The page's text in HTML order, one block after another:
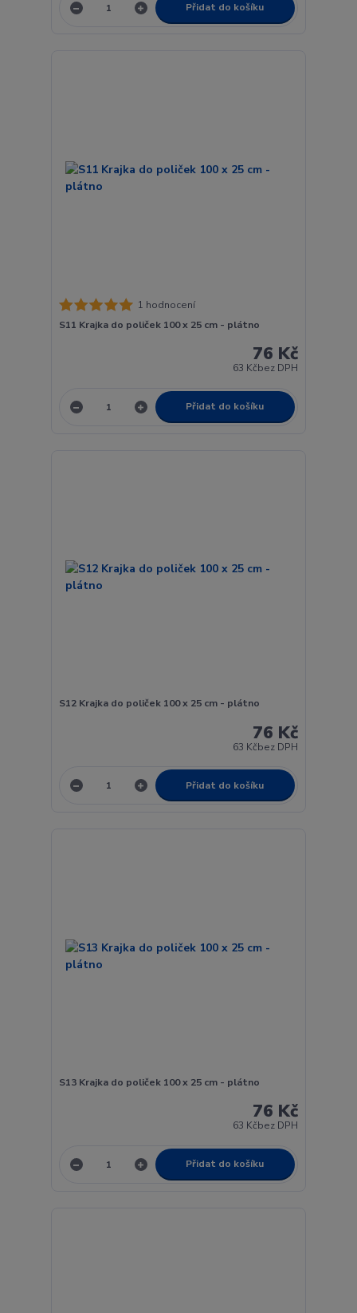
Přidat do košíku
1 hodnocení
S11 Krajka do poliček 100 x 25 cm - plátno
76 Kč
63 Kčbez DPH
Přidat do košíku
S12 Krajka do poliček 100 x 25 cm - plátno
76 Kč
63 Kčbez DPH
Přidat do košíku
S13 Krajka do poliček 100 x 25 cm - plátno
76 Kč
63 Kčbez DPH
Přidat do košíku